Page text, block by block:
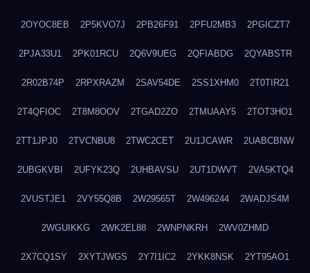
2OYOC8EB 2P5KVO7J 2PB26F91 2PFU2MB3 2PGICZT7
2PJA33U1 2PK01RCU 2Q6V9UEG 2QFIABDG 2QYABSTR
2R02B74P 2RPXRAZM 2SAV54DE 2SS1XHM0 2T0TIR21
2T4QFIOC 2T8M8OOV 2TGAD2ZO 2TMUAAY5 2TOT3HO1
2TT1JPJ0 2TVCNBU8 2TWC2CET 2U1JCAWR 2UABCBNW
2UBGKVBI 2UFYK23Q 2UHBAVSU 2UT1DWVT 2VA5KTQ4
2VUSTJE1 2VY55Q8B 2W29565T 2W496244 2WADJS4M
2WGUIKKG 2WK2EL88 2WNPNKRH 2WV0ZHMD
2X7CQ1SY 2XYTJWGS 2Y7I1IC2 2YKK8NSK 2YT95AO1